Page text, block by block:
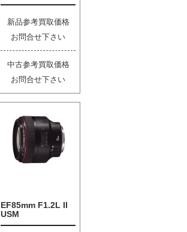
新品参考買取価格
お問合せ下さい
中古参考買取価格
お問合せ下さい
EF85mm F1.2L II
USM